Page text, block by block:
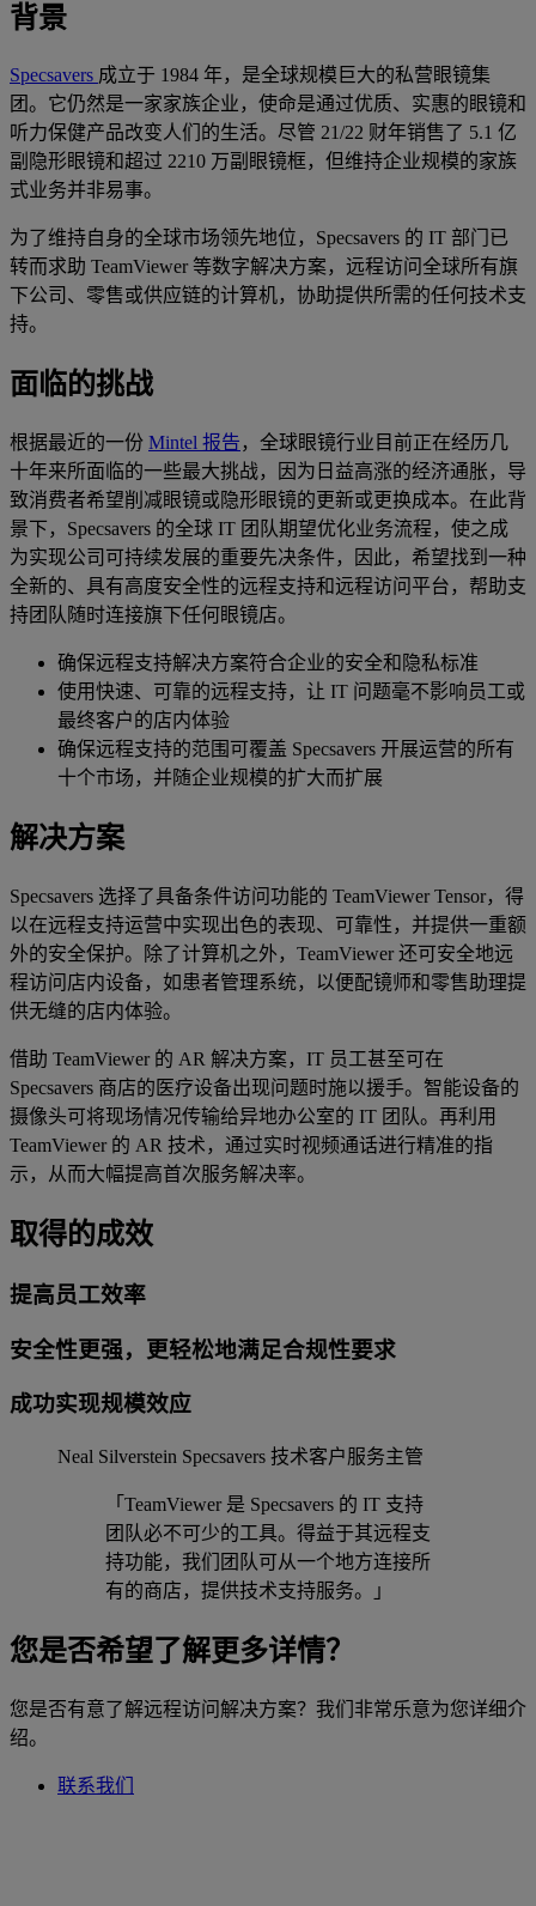
背景
Specsavers 成立于 1984 年，是全球规模巨大的私营眼镜集
团。它仍然是一家家族企业，使命是通过优质、实惠的眼镜和
听力保健产品改变人们的生活。尽管 21/22 财年销售了 5.1 亿
副隐形眼镜和超过 2210 万副眼镜框，但维持企业规模的家族
式业务并非易事。
为了维持自身的全球市场领先地位，Specsavers 的 IT 部门已
转而求助 TeamViewer 等数字解决方案，远程访问全球所有旗
下公司、零售或供应链的计算机，协助提供所需的任何技术支
持。
面临的挑战
根据最近的一份 Mintel 报告 ，全球眼镜行业目前正在经历几
十年来所面临的一些最大挑战，因为日益高涨的经济通胀，导
致消费者希望削减眼镜或隐形眼镜的更新或更换成本。在此背
景下，Specsavers 的全球 IT 团队期望优化业务流程，使之成
为实现公司可持续发展的重要先决条件，因此，希望找到一种
全新的、具有高度安全性的远程支持和远程访问平台，帮助支
持团队随时连接旗下任何眼镜店。
确保远程支持解决方案符合企业的安全和隐私标准
使用快速、可靠的远程支持，让 IT 问题毫不影响员工或
最终客户的店内体验
确保远程支持的范围可覆盖 Specsavers 开展运营的所有
十个市场，并随企业规模的扩大而扩展
解决方案
Specsavers 选择了具备条件访问功能的 TeamViewer Tensor，得
以在远程支持运营中实现出色的表现、可靠性，并提供一重额
外的安全保护。除了计算机之外，TeamViewer 还可安全地远
程访问店内设备，如患者管理系统，以便配镜师和零售助理提
供无缝的店内体验。
借助 TeamViewer 的 AR 解决方案，IT 员工甚至可在
Specsavers 商店的医疗设备出现问题时施以援手。智能设备的
摄像头可将现场情况传输给异地办公室的 IT 团队。再利用
TeamViewer 的 AR 技术，通过实时视频通话进行精准的指
示，从而大幅提高首次服务解决率。
取得的成效
提高员工效率
安全性更强，更轻松地满足合规性要求
成功实现规模效应
Neal Silverstein Specsavers 技术客户服务主管
「TeamViewer 是 Specsavers 的 IT 支持
团队必不可少的工具。得益于其远程支
持功能，我们团队可从一个地方连接所
有的商店，提供技术支持服务。」
您是否希望了解更多详情？
您是否有意了解远程访问解决方案？我们非常乐意为您详细介
绍。
联系我们